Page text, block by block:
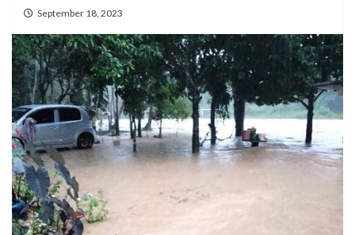
September 18, 2023